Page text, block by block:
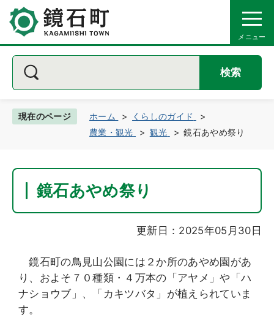
検索
現在のページ ホーム
くらしのガイド
農業・観光
観光 鏡石あやめ祭り
鏡石あやめ祭り
更新日：2025年05月30日
鏡石町の鳥見山公園には２か所のあやめ園があ
り、およそ７０種類・４万本の「アヤメ」や「ハ
ナショウブ」、「カキツバタ」が植えられていま
す。